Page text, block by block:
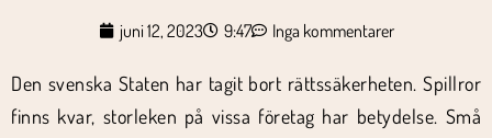
juni 12, 2023 9:47 Inga kommentarer
Den svenska Staten har tagit bort rättssäkerheten. Spillror
finns kvar, storleken på vissa företag har betydelse. Små